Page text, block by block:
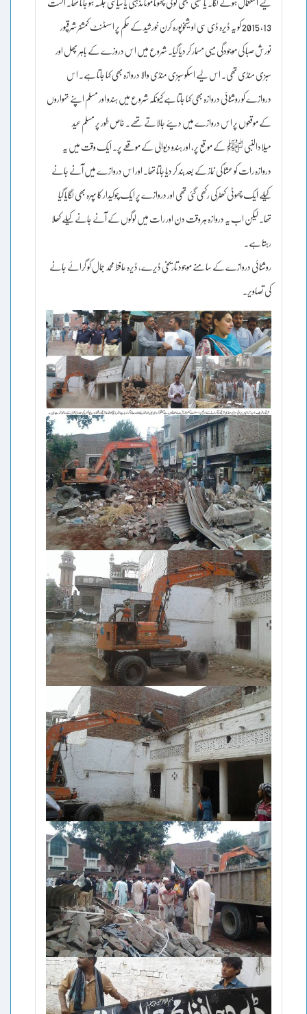
لیے استعمال ہونے لگا۔ یا کھبی کبھی کوئی چھوٹا موٹا مذہبی یا سیاسی جلسہ ہو جاتا تھا۔ اگست
13، 2015 کو یہ ڈیرہ ڈی سی او شیخوپورہ کرن خورشید کے حکم پر اسسٹنٹ کمشنر شرقپور
نورش صبا کی موجودگی میی مسمار کر دیا گیا۔ شروع میں اس دروزے کے باہر پھل اور
سبزی منڈی تھی۔ اس لیے اسکو سبزی منڈی والا دروازہ بھی کہا جاتا ہے۔ اس
دروازے کو روشنائی دروازہ بھی کہا جاتا ہے کیونکہ شروع میں ہندو اور مسلم اپنے تہواروں
کے موقعوں پر اس دروازے میں دیئے جالاتے تھے۔ خاص طور پر مسلم عید
میلادالنبی ﷺ کے موقع پر، اور ہندو دیوالی کے موقعے پر۔ ایک وقت میں یہ
دروازہ رات کو عشاٗ کی نماز کے بعد بند کر دیا جاتا تھا۔ اور اس دروازے میں آنے جانے
کیلے ایک چھوٹی کھٹرکی رکھی گئی تھی اور دروازے پر ایک چوکیدار کا پہرہ بھی لگایا گیا
تھا۔ لیکن اب یہ دروازہ ہر وقت دن اور رات میں لوگوں کے آنے جانے کیلے کھلا
رہتا ہے۔
روشنائی دروازے کے سامنے موجود تاریخی ڈیرے، ڈیرہ حافظ محمد جمال کو گرائے جانے
کی تصاویر۔